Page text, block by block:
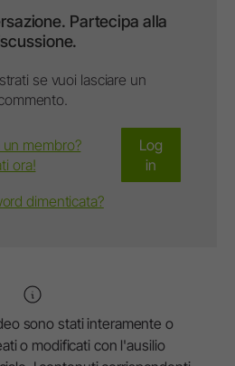
Partecipa alla
se vuoi lasciare un
Log
in
membro?
ora!
dimenticata?
sono stati interamente o
o modificati con l'ausilio